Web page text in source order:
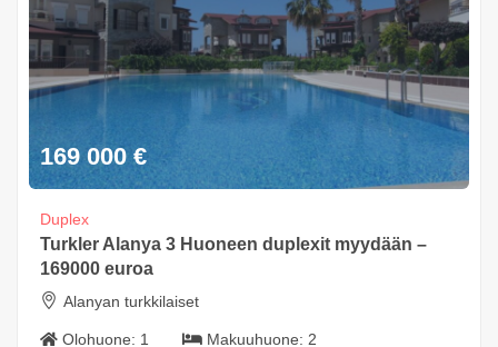
169 000 €
Duplex
Turkler Alanya 3 Huoneen duplexit myydään –
169000 euroa
Alanyan turkkilaiset
Olohuone: 1 Makuuhuone: 2